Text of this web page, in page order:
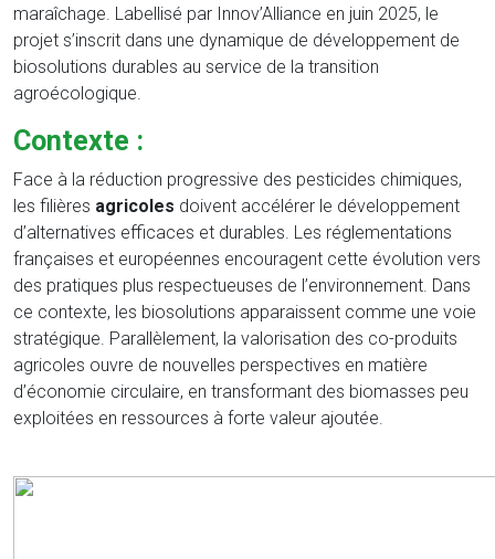
maraîchage. Labellisé par Innov’Alliance en juin 2025, le
projet s’inscrit dans une dynamique de développement de
biosolutions durables au service de la transition
agroécologique.
Contexte :
Face à la réduction progressive des pesticides chimiques,
les filières agricoles doivent accélérer le développement
d’alternatives efficaces et durables. Les réglementations
françaises et européennes encouragent cette évolution vers
des pratiques plus respectueuses de l’environnement. Dans
ce contexte, les biosolutions apparaissent comme une voie
stratégique. Parallèlement, la valorisation des co-produits
agricoles ouvre de nouvelles perspectives en matière
d’économie circulaire, en transformant des biomasses peu
exploitées en ressources à forte valeur ajoutée.